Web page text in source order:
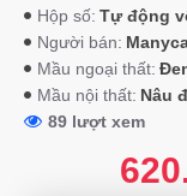
Hộp số: Tự động
Người bán:
Mầu ngoại thất:
Mầu nội thất: Nâu
89 lượt xem